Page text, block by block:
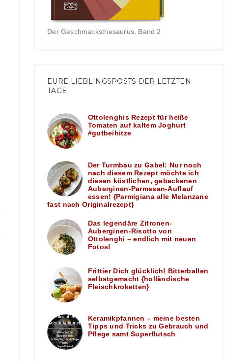
Der Geschmacksthesaurus, Band 2
EURE LIEBLINGSPOSTS DER LETZTEN
TAGE
Ottolenghis Rezept für heiße
Tomaten auf kaltem Joghurt
#gutbeihitze
Der Turmbau zu Gabel: Nur noch
nach diesem Rezept möchte ich
diesen köstlichen, gebackenen
Auberginen-Parmesan-Auflauf
essen! {Parmigiana alle Melanzane
fast nach Originalrezept}
Das legendäre Zitronen-
Auberginen-Risotto von
Ottolenghi – endlich mit neuen
Fotos!
Frittier Dich glücklich! Bitterballen
selbstgemacht {holländische
Fleischkroketten}
Keramikpfannen – meine besten
Tipps und Tricks zu Gebrauch und
Pflege samt Superflutsch